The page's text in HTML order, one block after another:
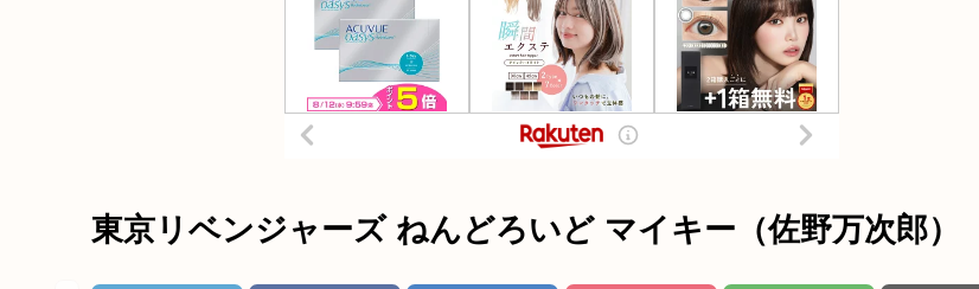
東京リベンジャーズ ねんどろいど マイキー（佐野万次郎）